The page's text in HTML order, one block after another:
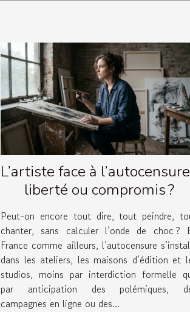
L’artiste face à
liberté ou compromis ?
Peut-on encore tout dire, tout peindre,
chanter, sans calculer l’onde de choc ?
France comme ailleurs, l’autocensure
dans les ateliers, les maisons d’édition et
studios, moins par interdiction formelle
par anticipation des polémiques,
campagnes en ligne ou des...